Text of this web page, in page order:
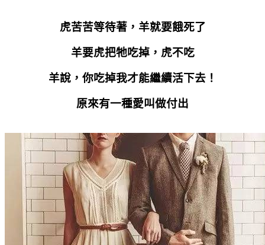
虎苦苦等待著，羊就要餓死了
羊要虎把牠吃掉，虎不吃
羊說，你吃掉我才能繼續活下去！
原來有一種愛叫做付出